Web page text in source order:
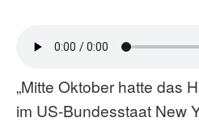
„Mitte Oktober hatte das
im US-Bundesstaat New